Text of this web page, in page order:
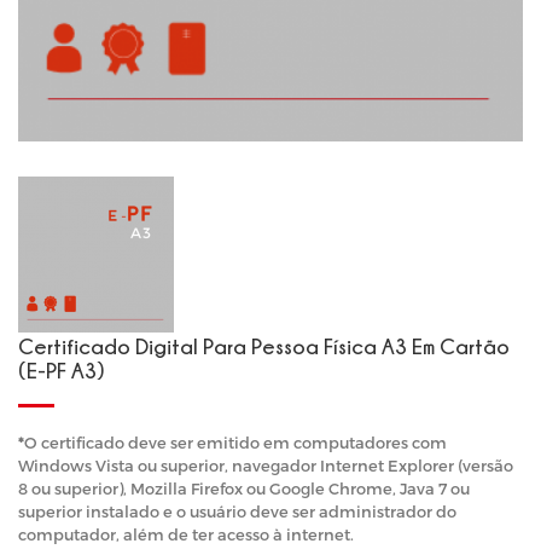
Certificado Digital Para Pessoa Física A3 Em Cartão
(e-PF A3)
*O certificado deve ser emitido em computadores com
Windows Vista ou superior, navegador Internet Explorer (versão
8 ou superior), Mozilla Firefox ou Google Chrome, Java 7 ou
superior instalado e o usuário deve ser administrador do
computador, além de ter acesso à internet.